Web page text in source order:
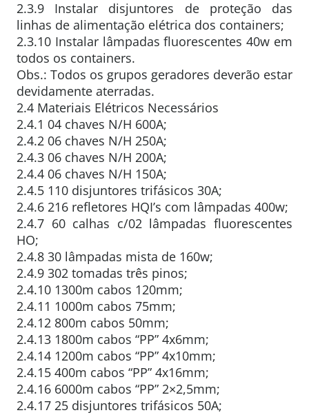
2.3.9 Instalar disjuntores de proteção das
linhas de alimentação elétrica dos containers;
2.3.10 Instalar lâmpadas fluorescentes 40w em
todos os containers.
Obs.: Todos os grupos geradores deverão estar
devidamente aterradas.
2.4 Materiais Elétricos Necessários
2.4.1 04 chaves N/H 600A;
2.4.2 06 chaves N/H 250A;
2.4.3 06 chaves N/H 200A;
2.4.4 06 chaves N/H 150A;
2.4.5 110 disjuntores trifásicos 30A;
2.4.6 216 refletores HQI’s com lâmpadas 400w;
2.4.7 60 calhas c/02 lâmpadas fluorescentes
HO;
2.4.8 30 lâmpadas mista de 160w;
2.4.9 302 tomadas três pinos;
2.4.10 1300m cabos 120mm;
2.4.11 1000m cabos 75mm;
2.4.12 800m cabos 50mm;
2.4.13 1800m cabos “PP” 4x6mm;
2.4.14 1200m cabos “PP” 4x10mm;
2.4.15 400m cabos “PP” 4x16mm;
2.4.16 6000m cabos “PP” 2×2,5mm;
2.4.17 25 disjuntores trifásicos 50A;